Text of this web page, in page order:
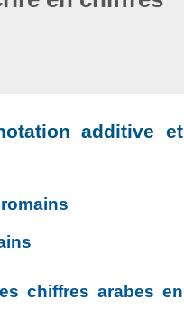
additive et
chiffres arabes en